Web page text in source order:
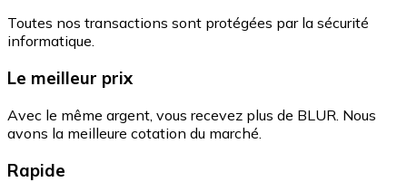
Toutes nos transactions sont protégées par la sécurité
informatique.
Le meilleur prix
Avec le même argent, vous recevez plus de BLUR. Nous
avons la meilleure cotation du marché.
Rapide